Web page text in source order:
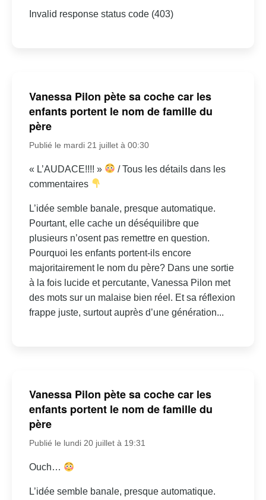
Invalid response status code (403)
Vanessa Pilon pète sa coche car les
enfants portent le nom de famille du
père
Publié le mardi 21 juillet à 00:30
« L’AUDACE!!!! »
/ Tous les détails dans les
commentaires
L’idée semble banale, presque automatique.
Pourtant, elle cache un déséquilibre que
plusieurs n’osent pas remettre en question.
Pourquoi les enfants portent-ils encore
majoritairement le nom du père? Dans une sortie
à la fois lucide et percutante, Vanessa Pilon met
des mots sur un malaise bien réel. Et sa réflexion
frappe juste, surtout auprès d’une génération...
Vanessa Pilon pète sa coche car les
enfants portent le nom de famille du
père
Publié le lundi 20 juillet à 19:31
Ouch…
L’idée semble banale, presque automatique.